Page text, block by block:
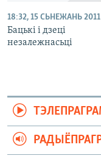
18:32, 15 СЬНЕЖАНЬ 2011
Бацькі і дзеці
незалежнасьці